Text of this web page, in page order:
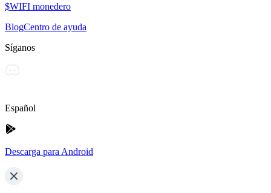
$WIFI monedero
BlogCentro de ayuda
Síganos
Español
Descarga para Android